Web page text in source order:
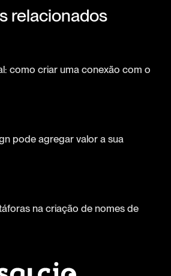
relacionados
como criar uma conexão com o
pode agregar valor a sua
na criação de nomes de